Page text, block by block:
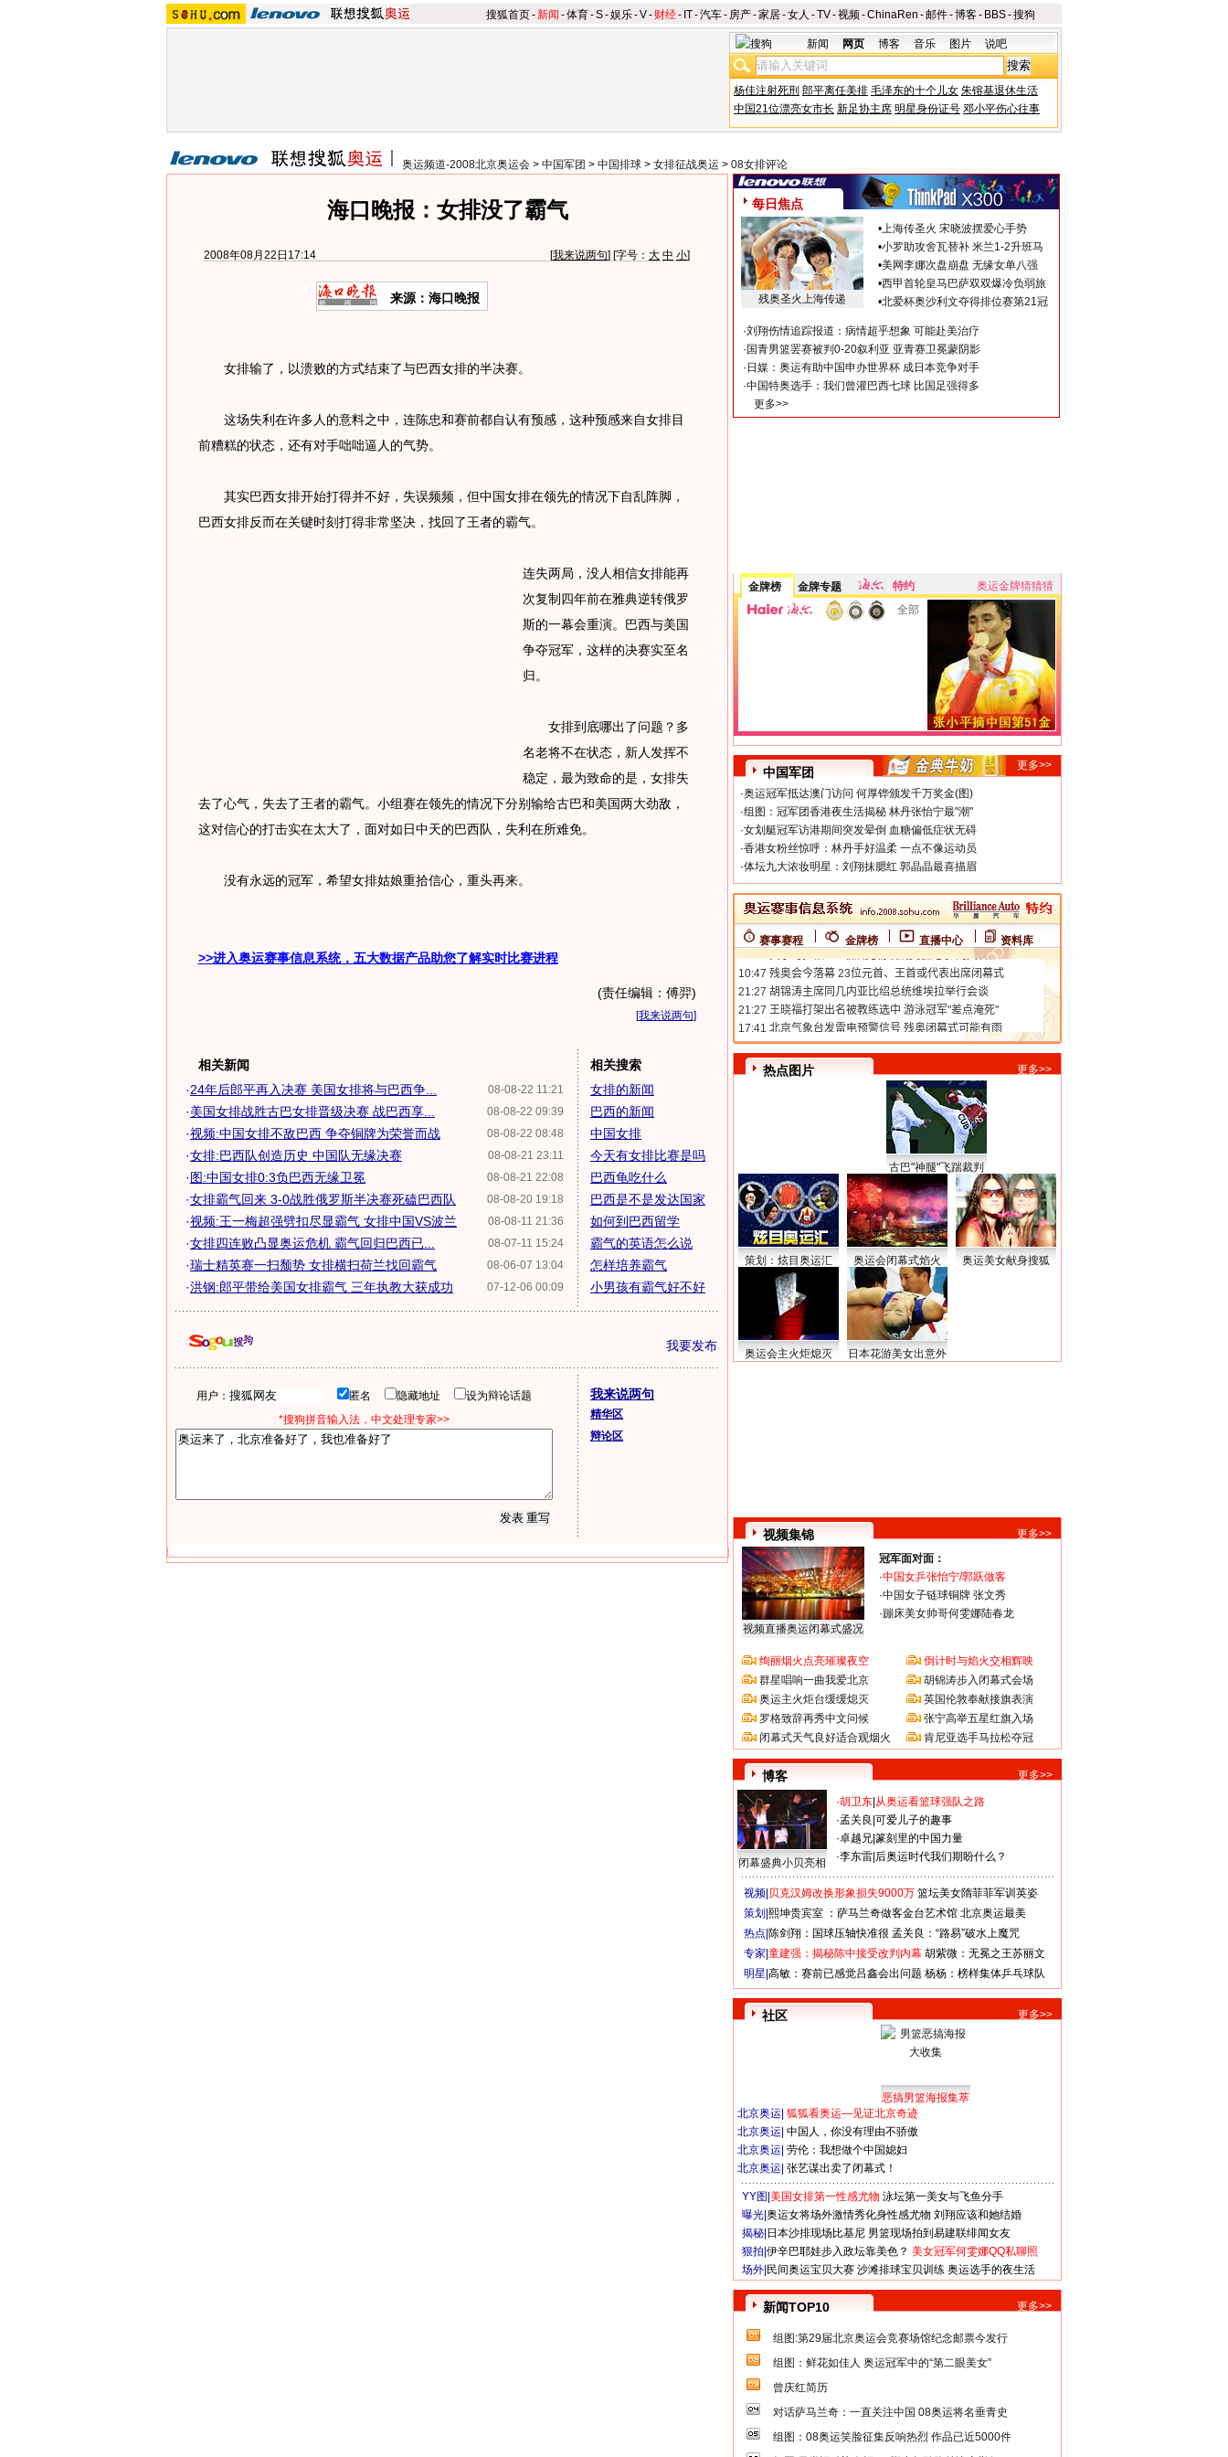
搜狐首页-新闻 -体育-S-娱乐-V- 财经- IT-汽车- 房产-家居-女人 -TV-视频-ChinaRen -邮件-博客- BBS-搜狗
新闻 网页 博客 音乐 图片 说吧
杨佳注射死刑 郎平离任美排 毛泽东的十个儿女 朱镕基退休生活
中国21位漂亮女市长 新足协主席 明星身份证号 邓小平伤心往事
奥运频道-2008北京奥运会 > 中国军团 > 中国排球 > 女排征战奥运 > 08女排评论
海口晚报：女排没了霸气
2008年08月22日17:14 [我来说两句] [字号： 大 中 小]
来源：海口晚报
女排输了，以溃败的方式结束了与巴西女排的半决赛。
这场失利在许多人的意料之中，连陈忠和赛前都自认有预感，这种预感来自女排目
前糟糕的状态，还有对手咄咄逼人的气势。
其实巴西女排开始打得并不好，失误频频，但中国女排在领先的情况下自乱阵脚，
巴西女排反而在关键时刻打得非常坚决，找回了王者的霸气。
连失两局，没人相信女排能再
次复制四年前在雅典逆转俄罗
斯的一幕会重演。巴西与美国
争夺冠军，这样的决赛实至名
归。
女排到底哪出了问题？多
名老将不在状态，新人发挥不
稳定，最为致命的是，女排失
去了心气，失去了王者的霸气。小组赛在领先的情况下分别输给古巴和美国两大劲敌，
这对信心的打击实在太大了，面对如日中天的巴西队，失利在所难免。
没有永远的冠军，希望女排姑娘重拾信心，重头再来。
>>进入奥运赛事信息系统，五大数据产品助您了解实时比赛进程
(责任编辑：傅羿)
[我来说两句]
相关新闻
08-08-22 11:21
·24年后郎平再入决赛 美国女排将与巴西争...
08-08-22 09:39
·美国女排战胜古巴女排晋级决赛 战巴西享...
08-08-22 08:48
·视频:中国女排不敌巴西 争夺铜牌为荣誉而战
08-08-21 23:11
·女排:巴西队创造历史 中国队无缘决赛
08-08-21 22:08
·图:中国女排0:3负巴西无缘卫冕
08-08-20 19:18
·女排霸气回来 3-0战胜俄罗斯半决赛死磕巴西队
08-08-11 21:36
·视频:王一梅超强劈扣尽显霸气 女排中国VS波兰
08-07-11 15:24
·女排四连败凸显奥运危机 霸气回归巴西已...
08-06-07 13:04
·瑞士精英赛一扫颓势 女排横扫荷兰找回霸气
07-12-06 00:09
·洪钢:郎平带给美国女排霸气 三年执教大获成功
相关搜索
女排的新闻
巴西的新闻
中国女排
今天有女排比赛是吗
巴西龟吃什么
巴西是不是发达国家
如何到巴西留学
霸气的英语怎么说
怎样培养霸气
小男孩有霸气好不好
我要发布
用户： 匿名 隐藏地址
设为辩论话题
*搜狗拼音输入法，中文处理专家>>
我来说两句
精华区
辩论区
每日焦点
残奥圣火上海传递
•上海传圣火 宋晓波摆爱心手势
•小罗助攻舍瓦替补 米兰1-2升班马
•美网李娜次盘崩盘 无缘女单八强
•西甲首轮皇马巴萨双双爆冷负弱旅
•北爱杯奥沙利文夺得排位赛第21冠
·刘翔伤情追踪报道：病情超乎想象 可能赴美治疗
· 国青男篮罢赛被判0-20叙利亚 亚青赛卫冕蒙阴影
· 日媒：奥运有助中国申办世界杯 成日本竞争对手
·中国特奥选手：我们曾灌巴西七球 比国足强得多
更多>>
金牌榜 金牌专题 特约
奥运金牌猜猜猜
全部
中国军团
更多>>
·奥运冠军抵达澳门访问 何厚铧颁发千万奖金(图)
·组图：冠军团香港夜生活揭秘 林丹张怡宁最"潮"
·女划艇冠军访港期间突发晕倒 血糖偏低症状无碍
·香港女粉丝惊呼：林丹手好温柔 一点不像运动员
·体坛九大浓妆明星：刘翔抹腮红 郭晶晶最喜描眉
赛事赛程 金牌榜 直播中心 资料库
热点图片 更多>>
古巴"神腿"飞踹裁判
策划：炫目奥运汇 奥运会闭幕式焰火 奥运美女献身搜狐
奥运会主火炬熄灭 日本花游美女出意外
视频集锦 更多>>
视频直播奥运闭幕式盛况
冠军面对面：
·中国女乒张怡宁/郭跃做客
·中国女子链球铜牌 张文秀
·蹦床美女帅哥何雯娜陆春龙
绚丽烟火点亮璀璨夜空
群星唱响一曲我爱北京
奥运主火炬台缓缓熄灭
罗格致辞再秀中文问候
闭幕式天气良好适合观烟火
倒计时与焰火交相辉映
胡锦涛步入闭幕式会场
英国伦敦奉献接旗表演
张宁高举五星红旗入场
肯尼亚选手马拉松夺冠
博客 更多>>
闭幕盛典小贝亮相
·胡卫东 从奥运看篮球强队之路
·孟关良 可爱儿子的趣事
·卓越兄 篆刻里的中国力量
·李东雷 后奥运时代我们期盼什么？
视频| 贝克汉姆改换形象损失9000万 篮坛美女隋菲菲军训英姿
策划| 熙坤贵宾室 ：萨马兰奇做客金台艺术馆 北京奥运最美
热点| 陈剑翔：国球压轴快准很 孟关良：“路易”破水上魔咒
专家| 童建强：揭秘陈中接受改判内幕 胡紫微：无冕之王苏丽文
明星| 高敏：赛前已感觉吕鑫会出问题 杨杨：榜样集体乒乓球队
社区 更多>>
恶搞男篮海报集萃
北京奥运 狐狐看奥运—见证北京奇迹
北京奥运 中国人，你没有理由不骄傲
北京奥运 劳伦：我想做个中国媳妇
北京奥运 张艺谋出卖了闭幕式！
YY图| 美国女排第一性感尤物 泳坛第一美女与飞鱼分手
曝光| 奥运女将场外激情秀化身性感尤物 刘翔应该和她结婚
揭秘| 日本沙排现场比基尼 男篮现场拍到易建联绯闻女友
狠拍| 伊辛巴耶娃步入政坛靠美色？ 美女冠军何雯娜QQ私聊照
场外| 民间奥运宝贝大赛 沙滩排球宝贝训练 奥运选手的夜生活
新闻TOP10 更多>>
组图:第29届北京奥运会竞赛场馆纪念邮票今发行
组图：鲜花如佳人 奥运冠军中的“第二眼美女”
曾庆红简历
对话萨马兰奇：一直关注中国 08奥运将名垂青史
组图：08奥运笑脸征集反响热烈 作品已近5000件